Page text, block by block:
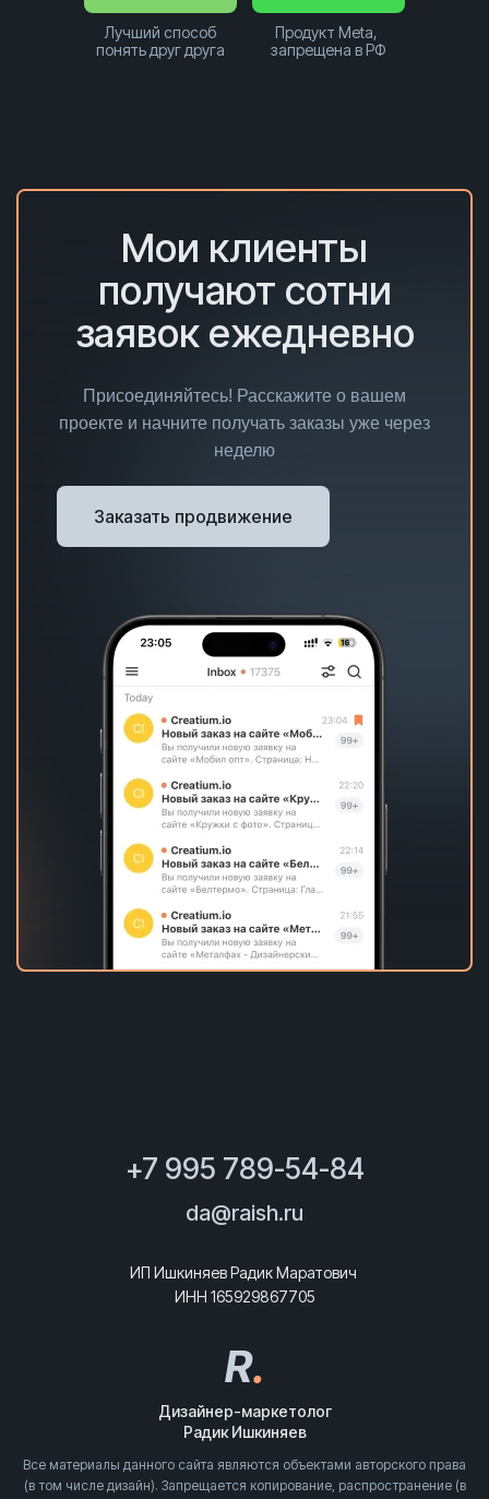
Лучший способ
понять друг друга
Продукт Meta,
запрещена в РФ
Мои клиенты
получают сотни
заявок ежедневно
Присоединяйтесь! Расскажите о вашем
проекте и начните получать заказы уже через
неделю
Заказать продвижение
+7 995 789-54-84
da@raish.ru
ИП Ишкиняев Радик Маратович
ИНН 165929867705
R.
Дизайнер-маркетолог
Радик Ишкиняев
Все материалы данного сайта являются объектами авторского права
(в том числе дизайн). Запрещается копирование, распространение (в